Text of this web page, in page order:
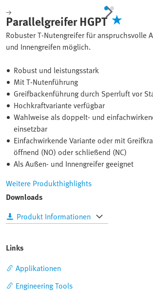
Parallelgreifer HGPT
Robuster T-Nutengreifer für anspruchsvolle
und Innengreifen möglich.
Robust und leistungsstark
Mit T-Nutenführung
Greifbackenführung durch Sperrluft vor
Hochkraftvariante verfügbar
Wahlweise als doppelt- und
einsetzbar
Einfachwirkende Variante oder mit
öffnend (NO) oder schließend (NC)
Als Außen- und Innengreifer geeignet
Weitere Produkthighlights
Downloads
Produkt Informationen
Links
Applikationen
Engineering Tools